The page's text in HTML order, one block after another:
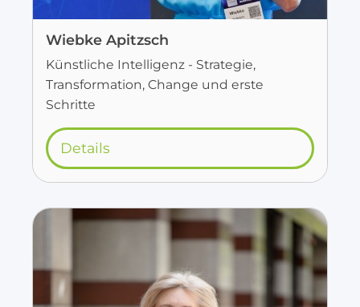
Wiebke Apitzsch
Künstliche Intelligenz - Strategie,
Transformation, Change und erste
Schritte
Details